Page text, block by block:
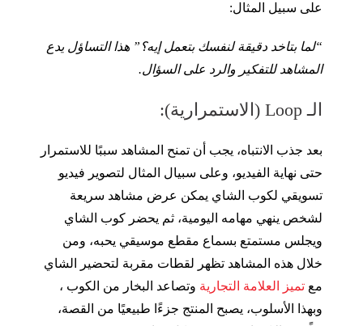
على سبيل المثال:
“لما بتاخد دقيقة لنفسك بتعمل إيه؟” هذا التساؤل يدع
المشاهد للتفكير والرد على السؤال.
الـ Loop (الاستمرارية):
بعد جذب الانتباه، يجب أن تمنح المشاهد سببًا للاستمرار
حتى نهاية الفيديو، وعلى سبيال المثال لتصوير فيديو
تسويقي لكوب الشاي يمكن عرض مشاهد سريعة
لشخص ينهي مهامه اليومية، ثم يحضر كوب الشاي
ويجلس مستمتع بسماع مقطع موسيقي يحبه، ومن
خلال هذه المشاهد تظهر لقطات مقربة لتحضير الشاي
مع تميز العلامة التجارية وتصاعد البخار من الكوب ،
وبهذا الأسلوب، يصبح المنتج جزءًا طبيعيًا من القصة،